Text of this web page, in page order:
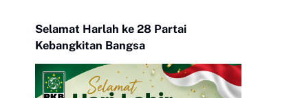
Selamat Harlah ke 28 Partai
Kebangkitan Bangsa